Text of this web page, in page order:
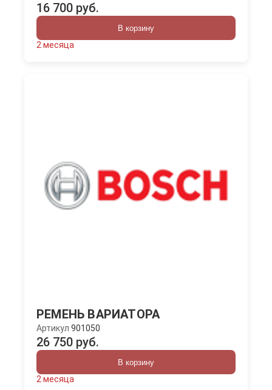
16 700 руб.
В корзину
2 месяца
РЕМЕНЬ ВАРИАТОРА
Артикул 901050
26 750 руб.
В корзину
2 месяца